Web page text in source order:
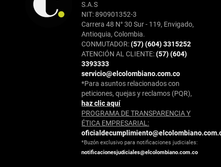
S.A.S
NIT: 890901352-3
Carrera 48 N° 30 Sur - 119, Envigado,
Antioquia, Colombia.
CONMUTADOR:(57) (604) 3315252
ATENCIÓN AL CLIENTE:(57) (604)
3393333
servicio@elcolombiano.com.co
*Para asuntos relacionados con
peticiones, quejas y reclamos (PQR),
haz clic aquí
PROGRAMA DE TRANSPARENCIA Y
ÉTICA EMPRESARIAL:
*Buzón exclusivo para notificaciones judiciales:
notificacionesjudiciales@elcolombiano.com.co